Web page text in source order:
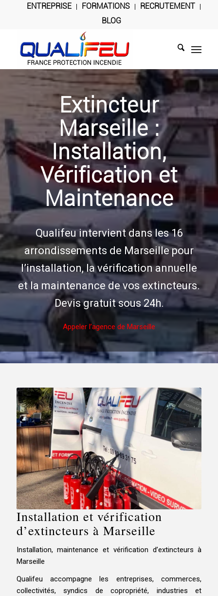
ENTREPRISE FORMATIONS
RECRUTEMENT
BLOG
Extincteur
Marseille :
Installation,
Vérification et
Maintenance
Qualifeu intervient dans les 16
arrondissements de Marseille pour
l’installation, la vérification annuelle
et la maintenance de vos extincteurs.
Devis gratuit sous 24h.
Appeler l’agence de Marseille
Installation et vérification
d’extincteurs à Marseille
Installation, maintenance et vérification d’extincteurs à
Marseille
Qualifeu accompagne les entreprises, commerces,
collectivités, syndics de copropriété, industries et